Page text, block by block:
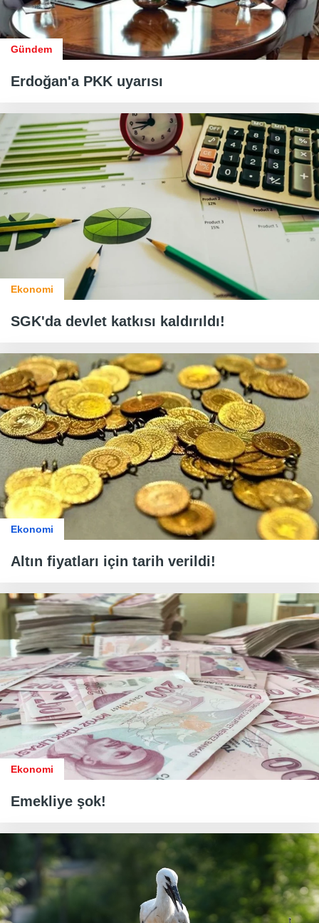
Gündem
Erdoğan'a PKK uyarısı
Ekonomi
SGK'da devlet katkısı kaldırıldı!
Ekonomi
Altın fiyatları için tarih verildi!
Ekonomi
Emekliye şok!